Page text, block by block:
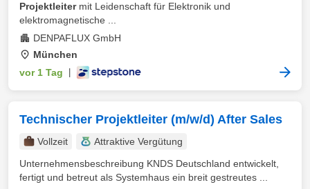
Projektleitermit Leidenschaft für Elektronik und
elektromagnetische ...
DENPAFLUX GmbH
München
vor 1 Tag
Technischer Projektleiter (m/w/d) After Sales
Vollzeit
Attraktive Vergütung
Unternehmensbeschreibung KNDS Deutschland entwickelt,
fertigt und betreut als Systemhaus ein breit gestreutes ...